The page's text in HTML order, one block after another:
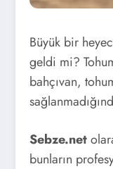
Büyük bir
geldi mi?
bahçıvan,
Sebze.net
bunların